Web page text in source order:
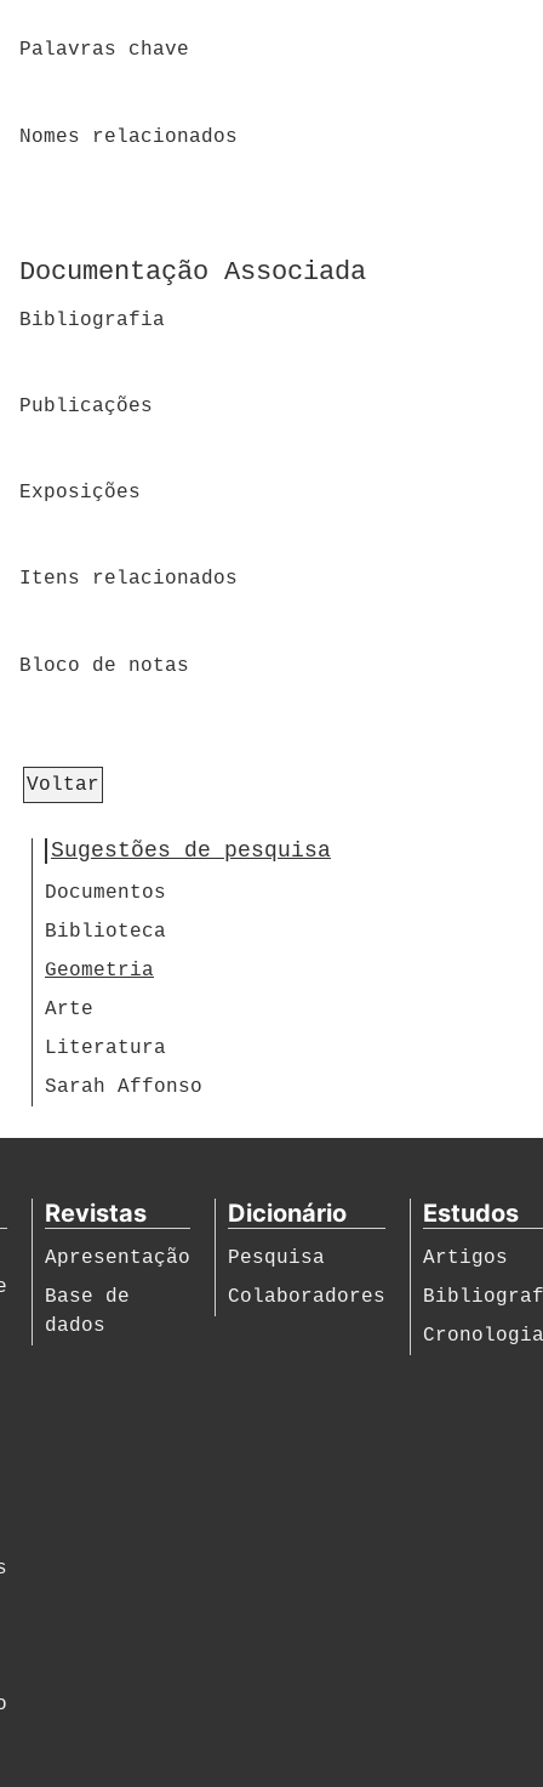
Palavras chave
Nomes relacionados
Documentação Associada
Bibliografia
Publicações
Exposições
Itens relacionados
Bloco de notas
Voltar
Sugestões de pesquisa
Documentos
Biblioteca
Geometria
Arte
Literatura
Sarah Affonso
Revistas
Apresentação
Base de
dados
Dicionário
Pesquisa
Colaboradores
Estudos
Artigos